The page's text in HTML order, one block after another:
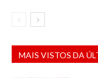
MAIS VISTOS DA